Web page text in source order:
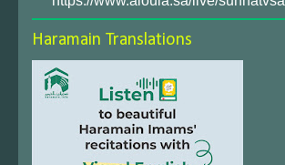
Haramain Translations